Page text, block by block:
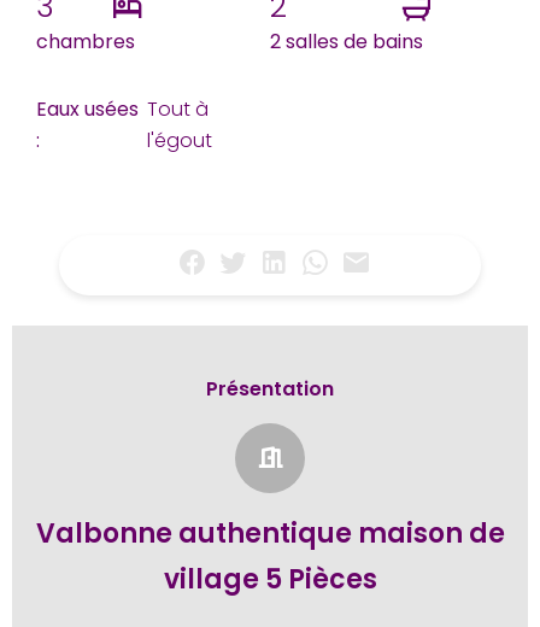
chambres 2 salles de bains
Eaux usées
:
Tout à
l'égout
Présentation
Valbonne authentique maison de
village 5 Pièces